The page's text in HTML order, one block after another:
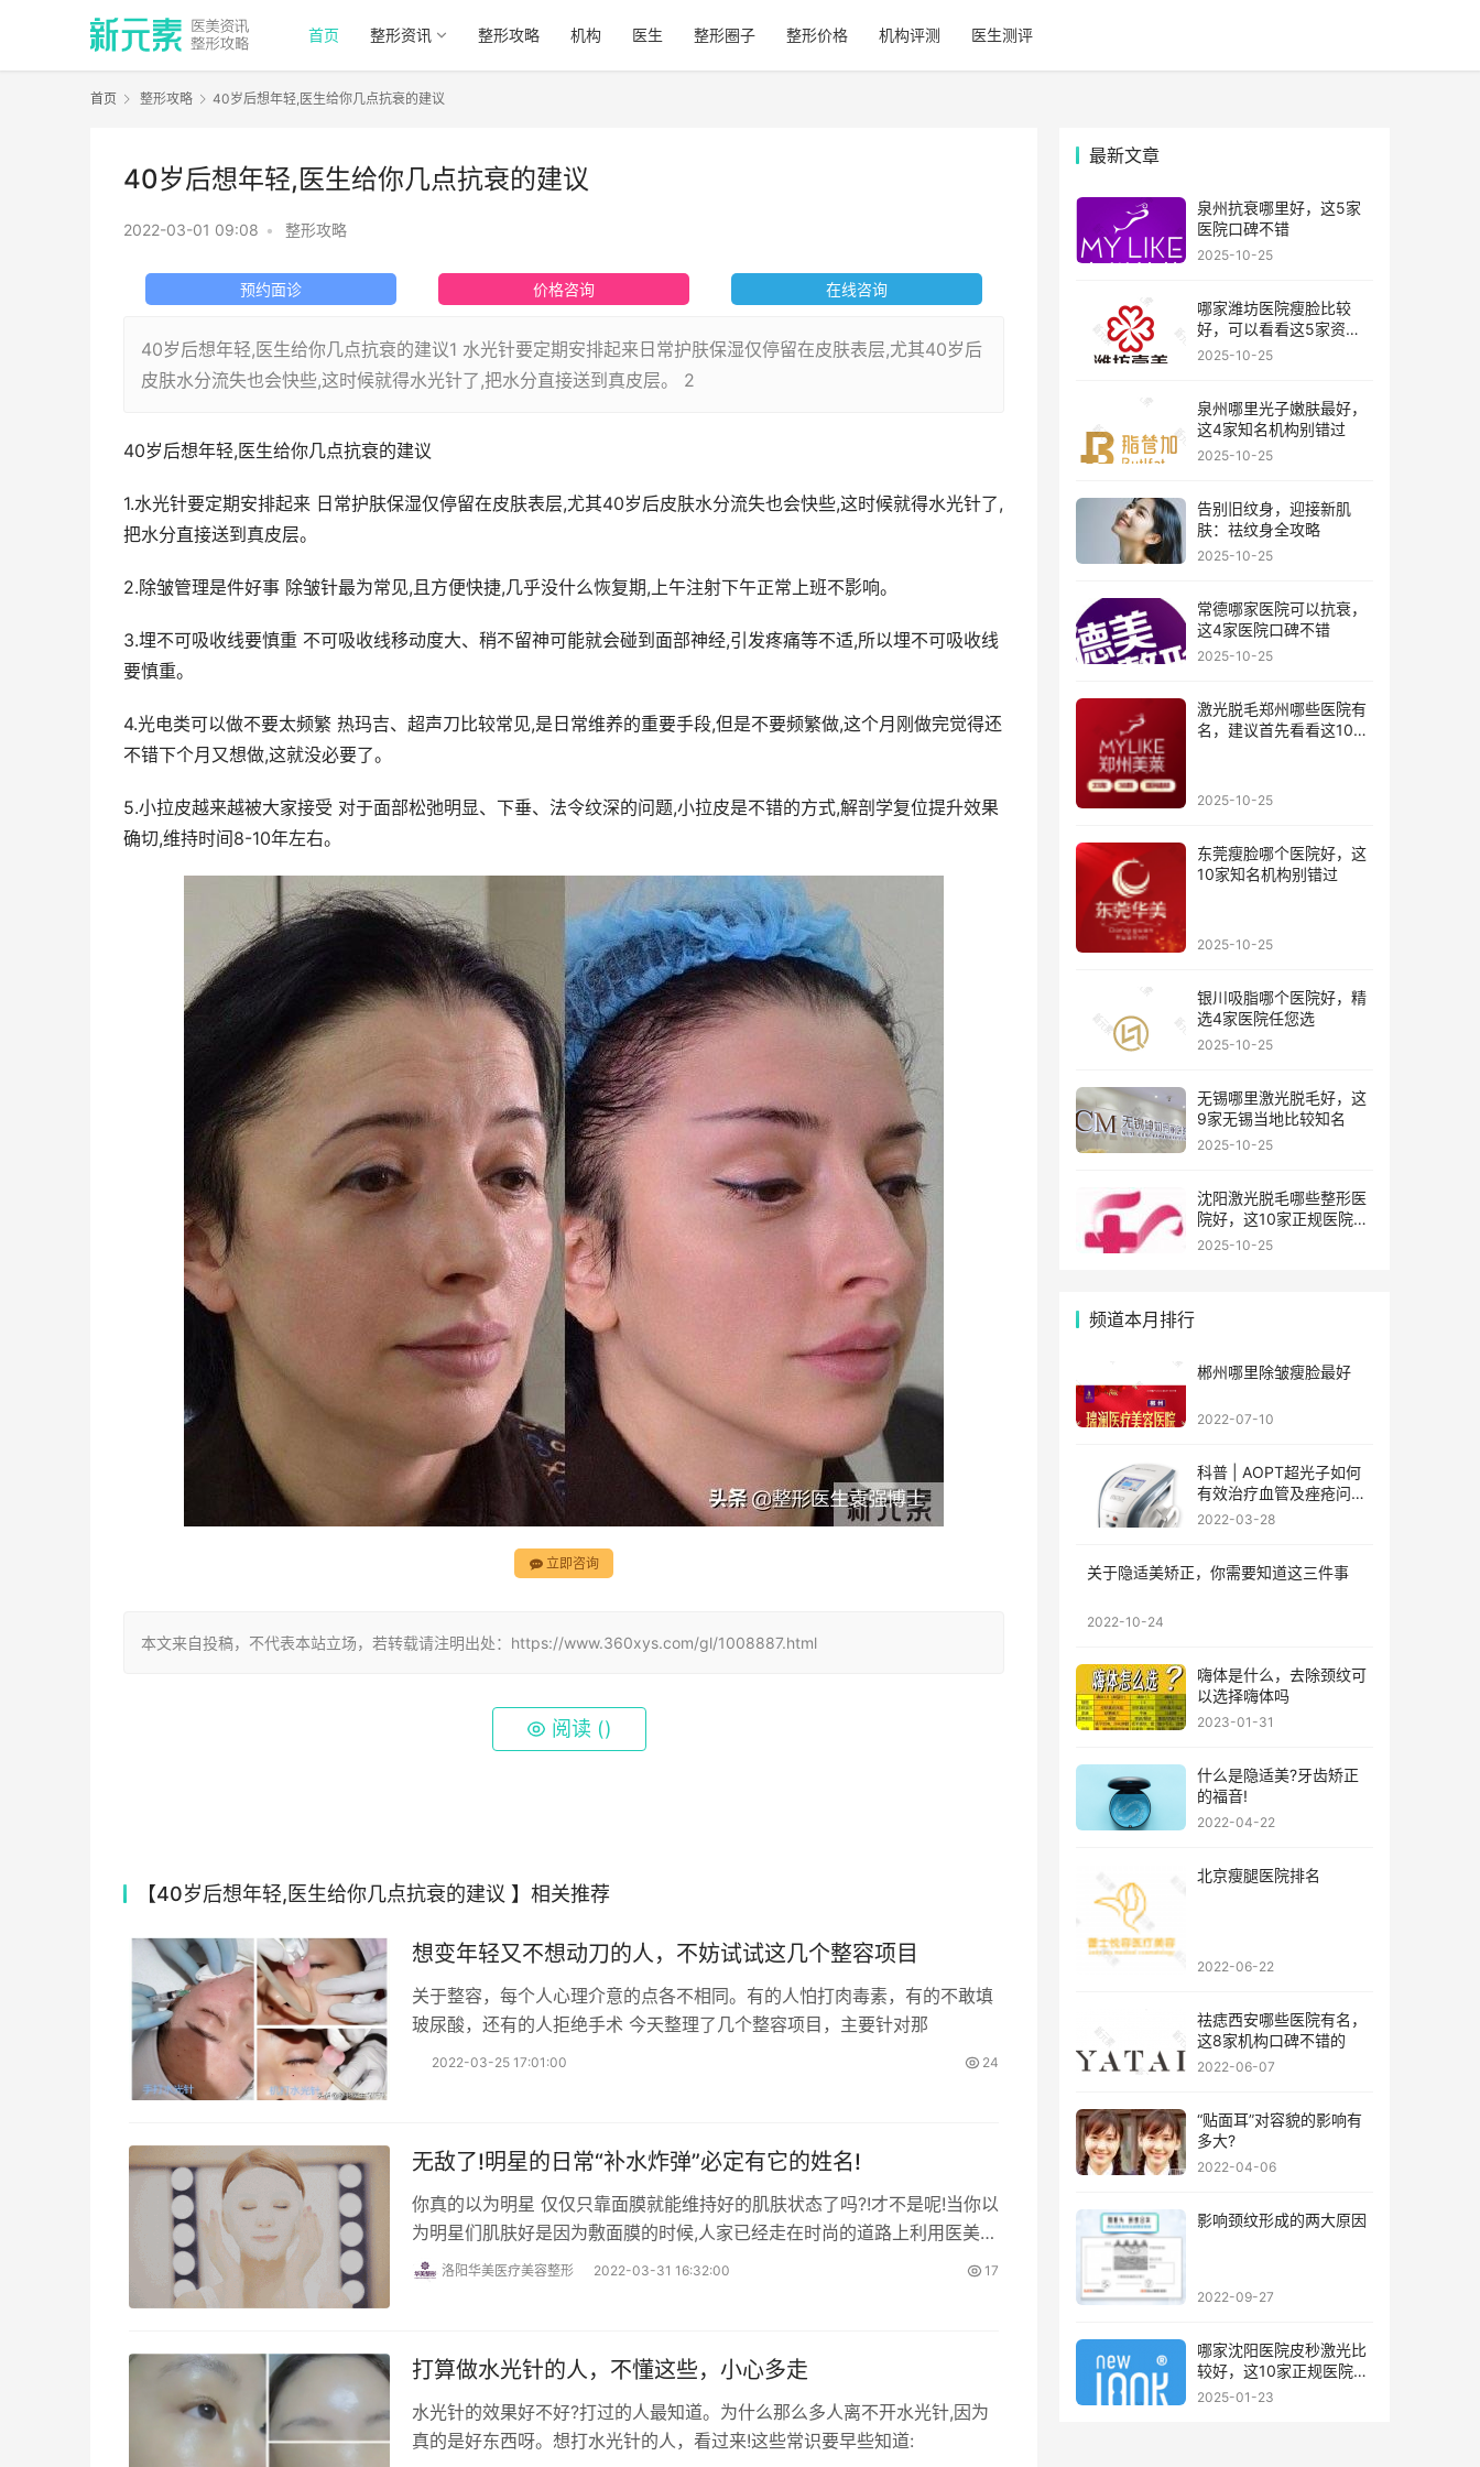
首页 整形资讯 整形攻略 机构 医生 整形圈子 整形价格 机构评测 医生测评
首页 整形攻略 40岁后想年轻,医生给你几点抗衰的建议
40岁后想年轻,医生给你几点抗衰的建议
2022-03-01 09:08 • 整形攻略
预约面诊 价格咨询 在线咨询
40岁后想年轻,医生给你几点抗衰的建议1 水光针要定期安排起来日常护肤保湿仅停留在皮肤表层,尤其40岁后
皮肤水分流失也会快些,这时候就得水光针了,把水分直接送到真皮层。 2
40岁后想年轻,医生给你几点抗衰的建议
1.水光针要定期安排起来 日常护肤保湿仅停留在皮肤表层,尤其40岁后皮肤水分流失也会快些,这时候就得水光针了,
把水分直接送到真皮层。
2.除皱管理是件好事 除皱针最为常见,且方便快捷,几乎没什么恢复期,上午注射下午正常上班不影响。
3.埋不可吸收线要慎重 不可吸收线移动度大、稍不留神可能就会碰到面部神经,引发疼痛等不适,所以埋不可吸收线
要慎重。
4.光电类可以做不要太频繁 热玛吉、超声刀比较常见,是日常维养的重要手段,但是不要频繁做,这个月刚做完觉得还
不错下个月又想做,这就没必要了。
5.小拉皮越来越被大家接受 对于面部松弛明显、下垂、法令纹深的问题,小拉皮是不错的方式,解剖学复位提升效果
确切,维持时间8-10年左右。
立即咨询
本文来自投稿，不代表本站立场，若转载请注明出处：https://www.360xys.com/gl/1008887.html
阅读 ()
【40岁后想年轻,医生给你几点抗衰的建议 】相关推荐
想变年轻又不想动刀的人，不妨试试这几个整容项目
关于整容，每个人心理介意的点各不相同。有的人怕打肉毒素，有的不敢填
玻尿酸，还有的人拒绝手术 今天整理了几个整容项目，主要针对那
2022-03-25 17:01:00 24
无敌了!明星的日常“补水炸弹”必定有它的姓名!
你真的以为明星 仅仅只靠面膜就能维持好的肌肤状态了吗?!才不是呢!当你以
为明星们肌肤好是因为敷面膜的时候,人家已经走在时尚的道路上利用医美技
术来解决面部肌肤问题了!
洛阳华美医疗美容整形 2022-03-31 16:32:00 17
打算做水光针的人，不懂这些，小心多走
水光针的效果好不好?打过的人最知道。为什么那么多人离不开水光针,因为
真的是好东西呀。想打水光针的人，看过来!这些常识要早些知道:
最新文章
泉州抗衰哪里好，这5家
医院口碑不错
2025-10-25
哪家潍坊医院瘦脸比较
好，可以看看这5家资历
比较老的机构
2025-10-25
泉州哪里光子嫩肤最好，
这4家知名机构别错过
2025-10-25
告别旧纹身，迎接新肌
肤：祛纹身全攻略
2025-10-25
常德哪家医院可以抗衰，
这4家医院口碑不错
2025-10-25
激光脱毛郑州哪些医院有
名，建议首先看看这10家
2025-10-25
东莞瘦脸哪个医院好，这
10家知名机构别错过
2025-10-25
银川吸脂哪个医院好，精
选4家医院任您选
2025-10-25
无锡哪里激光脱毛好，这
9家无锡当地比较知名
2025-10-25
沈阳激光脱毛哪些整形医
院好，这10家正规医院值
得你看看
2025-10-25
频道本月排行
郴州哪里除皱瘦脸最好
2022-07-10
科普 | AOPT超光子如何
有效治疗血管及痤疮问
题?
2022-03-28
关于隐适美矫正，你需要知道这三件事
2022-10-24
嗨体是什么，去除颈纹可
以选择嗨体吗
2023-01-31
什么是隐适美?牙齿矫正
的福音!
2022-04-22
北京瘦腿医院排名
2022-06-22
祛痣西安哪些医院有名，
这8家机构口碑不错的
2022-06-07
“贴面耳”对容貌的影响有
多大?
2022-04-06
影响颈纹形成的两大原因
2022-09-27
哪家沈阳医院皮秒激光比
较好，这10家正规医院值
得你看看
2025-01-23